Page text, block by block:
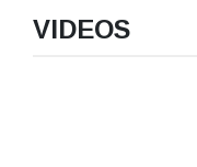
VIDEOS